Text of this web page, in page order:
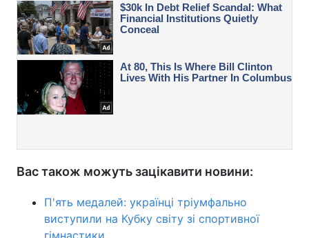
Вас також можуть зацікавити новини:
П'ять медалей: українці тріумфально
виступили на Кубку світу зі спортивної
гімнастики